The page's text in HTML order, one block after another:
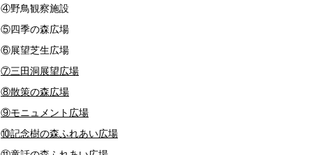
④野鳥観察施設
⑤四季の森広場
⑥展望芝生広場
⑦三田洞展望広場
⑧散策の森広場
⑨モニュメント広場
⑩記念樹の森ふれあい広場